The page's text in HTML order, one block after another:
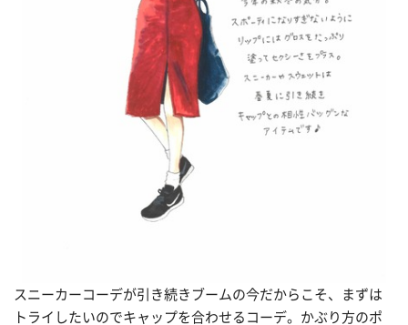
スニーカーコーデが引き続きブームの今だからこそ、まずは
トライしたいのでキャップを合わせるコーデ。かぶり方のポ